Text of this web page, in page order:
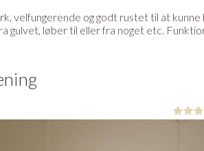
og godt rustet til at
gulvet, løber til eller fra noget etc.